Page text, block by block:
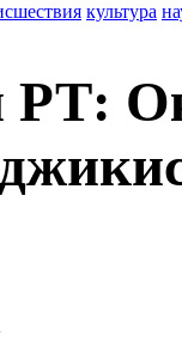
культура
РТ: